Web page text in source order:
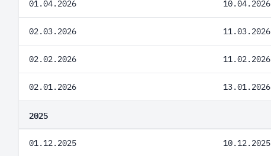
01.04.2026 10.04.2026
02.03.2026 11.03.2026
02.02.2026 11.02.2026
02.01.2026 13.01.2026
2025
01.12.2025 10.12.2025